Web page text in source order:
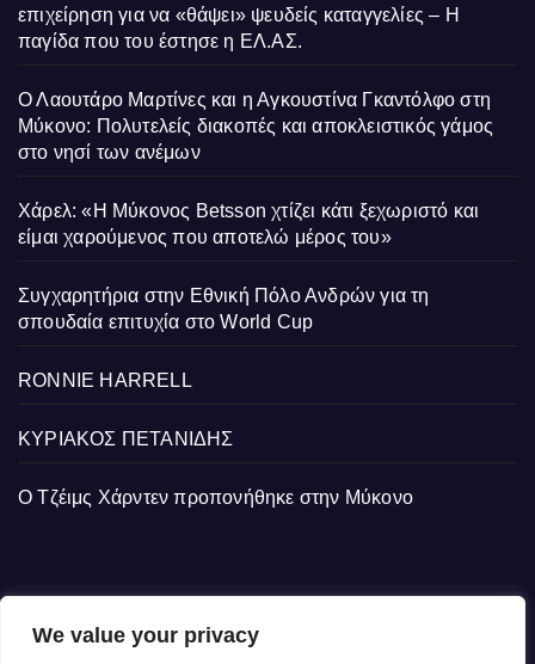
We value your privacy
επιχείρηση για να «θάψει» ψευδείς καταγγελίες – Η
παγίδα που του έστησε η ΕΛ.ΑΣ.
Ο Λαουτάρο Μαρτίνες και η Αγκουστίνα Γκαντόλφο στη
Μύκονο: Πολυτελείς διακοπές και αποκλειστικός γάμος
στο νησί των ανέμων
Χάρελ: «Η Μύκονος Betsson χτίζει κάτι ξεχωριστό και
είμαι χαρούμενος που αποτελώ μέρος του»
Συγχαρητήρια στην Εθνική Πόλο Ανδρών για τη
σπουδαία επιτυχία στο World Cup
RONNIE HARRELL
ΚΥΡΙΑΚΟΣ ΠΕΤΑΝΙΔΗΣ
Ο Τζέιμς Χάρντεν προπονήθηκε στην Μύκονο